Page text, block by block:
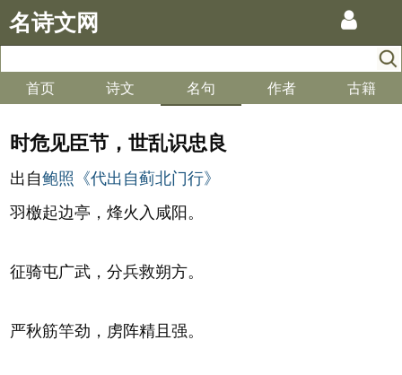
名诗文网
首页 诗文 名句 作者 古籍
时危见臣节，世乱识忠良
出自鲍照《代出自蓟北门行》
羽檄起边亭，烽火入咸阳。
征骑屯广武，分兵救朔方。
严秋筋竿劲，虏阵精且强。